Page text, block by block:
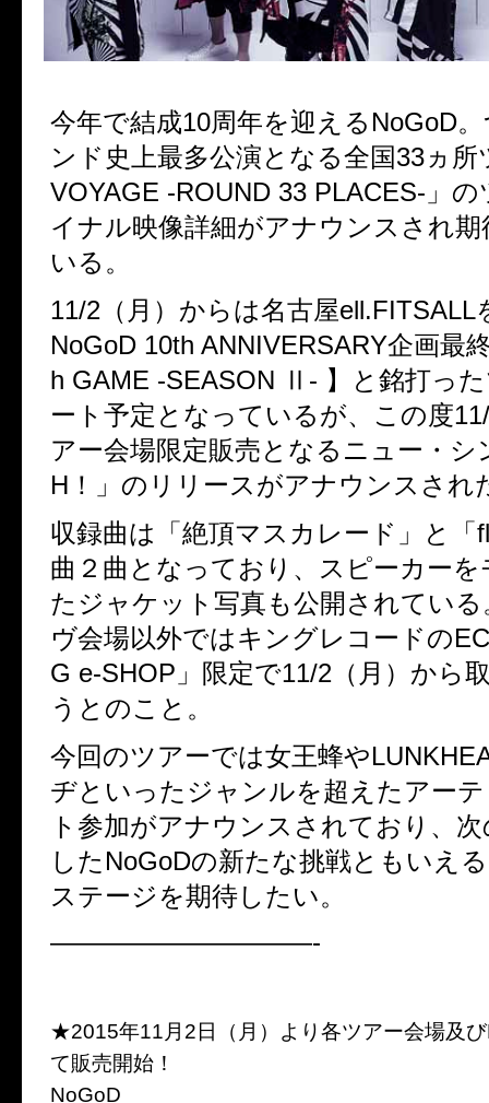
今年で結成10周年を迎えるNoGoD
ンド史上最多公演となる全国33ヵ所
VOYAGE -ROUND 33 PLACES-」
イナル映像詳細がアナウンスされ
いる。
11/2（月）からは名古屋ell.FITSALL
NoGoD 10th ANNIVERSARY企画最
h GAME -SEASON Ⅱ- 】と銘打っ
ート予定となっているが、この度
アー会場限定販売となるニュー・シ
H！」のリリースがアナウンスされ
収録曲は「絶頂マスカレード」と「
曲２曲となっており、スピーカー
たジャケット写真も公開されてい
ヴ会場以外ではキングレコードの
G e-SHOP」限定で11/2（月）から
うとのこと。
今回のツアーでは女王蜂や
ヂといったジャンルを超えたアー
ト参加がアナウンスされており、
したNoGoDの新たな挑戦ともいえ
ステージを期待したい。
——————————-
★2015年11月2日（月）より各ツアー会場及
て販売開始！
NoGoD